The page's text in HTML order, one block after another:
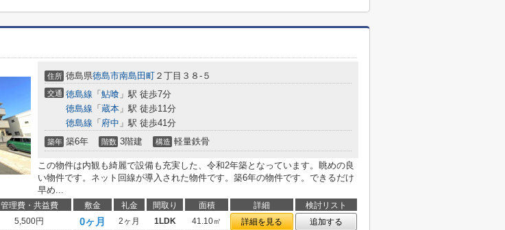
住所 徳島県徳島市南島田町 ２丁目３８-５
交通 徳島線 「 鮎喰 」駅 徒歩7分
徳島線 「 蔵本 」駅 徒歩11分
徳島線 「 府中 」駅 徒歩41分
築年 築6年 階数 3階建 構造 軽量鉄骨
この物件は内観も綺麗で設備も充実した、令和2年築となっています。眺めの良
い物件です。ネット回線が導入された物件です。築6年の物件です。できるだけ
早め...
管理費・共益費 敷金 礼金 間取り 面積 詳細
検討リスト
5,500円 0ヶ月 2ヶ月 1LDK 41.10㎡ 詳細を見る 追加する